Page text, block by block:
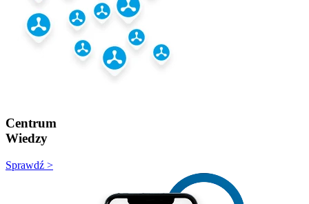
Centrum
Wiedzy
Sprawdź >